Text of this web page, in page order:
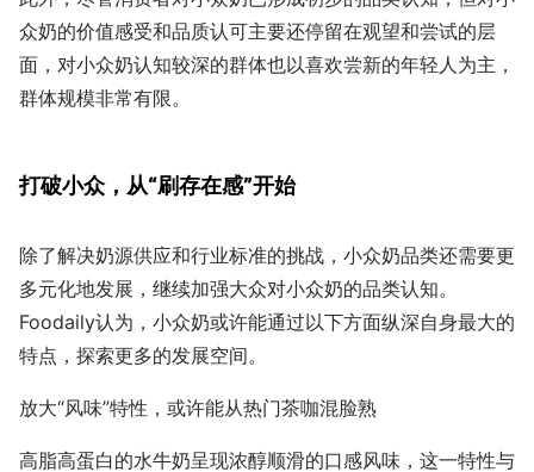
众奶的价值感受和品质认可主要还停留在观望和尝试的层
面，对小众奶认知较深的群体也以喜欢尝新的年轻人为主，
群体规模非常有限。
打破小众，从“刷存在感”开始
除了解决奶源供应和行业标准的挑战，小众奶品类还需要更
多元化地发展，继续加强大众对小众奶的品类认知。
Foodaily认为，小众奶或许能通过以下方面纵深自身最大的
特点，探索更多的发展空间。
放大“风味”特性，或许能从热门茶咖混脸熟
高脂高蛋白的水牛奶呈现浓醇顺滑的口感风味，这一特性与